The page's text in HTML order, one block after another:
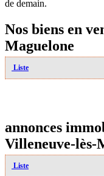
de demain.
Nos biens en
Maguelone
Liste
annonces
Villeneuve-lès-
Liste